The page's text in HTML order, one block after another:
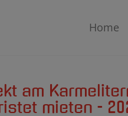
Home
am
mieten -